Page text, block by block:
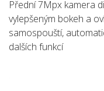
Přední 7Mpx kamera
vylepšeným bokeh a
samospouští,
dalších funkcí